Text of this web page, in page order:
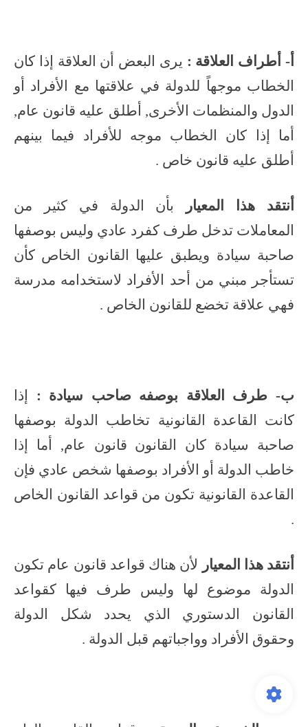
أ- أطراف العلاقة : يرى البعض أن العلاقة إذا كان
الخطاب موجهاً للدولة في علاقتها مع الأفراد أو
الدول والمنظمات الأخرى, أطلق عليه قانون عام,
أما إذا كان الخطاب موجه للأفراد فيما بينهم
أطلق عليه قانون خاص .
أنتقد هذا المعيار
بأن الدولة في كثير من
المعاملات تدخل طرف كفرد عادي وليس بوصفها
صاحبة سيادة ويطبق عليها القانون الخاص كأن
تستأجر مبني من أحد الأفراد لاستخدامه مدرسة
فهي علاقة تخضع للقانون الخاص .
ب- طرف العلاقة بوصفه صاحب سيادة :
إذا
كانت القاعدة القانونية تخاطب الدولة بوصفها
صاحبة سيادة كان القانون قانون عام, أما إذا
خاطب الدولة أو الأفراد بوصفها شخص عادي فإن
القاعدة القانونية تكون من قواعد القانون الخاص
.
أنتقد هذا المعيار لأن هناك قواعد قانون عام تكون
الدولة موضوع لها وليس طرف فيها كقواعد
القانون الدستوري الذي يحدد شكل الدولة
وحقوق الأفراد وواجباتهم قبل الدولة .